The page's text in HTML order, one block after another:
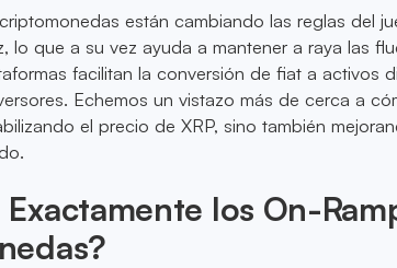
están cambiando las reglas del
lo que a su vez ayuda a mantener a raya las
facilitan la conversión de fiat a activos
Echemos un vistazo más de cerca a
el precio de XRP, sino también
Exactamente los On-